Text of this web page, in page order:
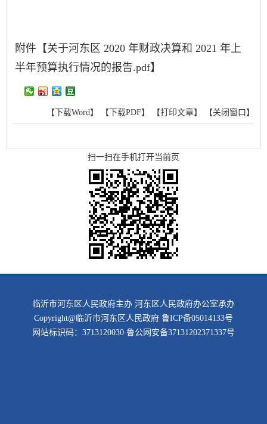
附件【关于河东区 2020 年财政决算和 2021 年上
半年预算执行情况的报告.pdf】
【下载Word】 【下载PDF】 【打印文章】 【关闭窗口】
扫一扫在手机打开当前页
临沂市河东区人民政府主办 河东区人民政府办公室承办
Copyright@临沂市河东区人民政府 鲁ICP备05014133号
网站标识码：3713120030 鲁公网安备37131202371337号